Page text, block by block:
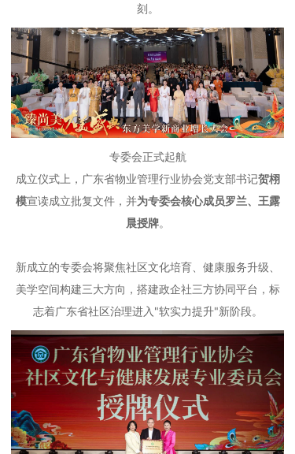
刻。
专委会正式起航
成立仪式上，广东省物业管理行业协会党支部书记贺栩
模宣读成立批复文件，并为专委会核心成员罗兰、王露
晨授牌。
新成立的专委会将聚焦社区文化培育、健康服务升级、
美学空间构建三大方向，搭建政企社三方协同平台，标
志着广东省社区治理进入"软实力提升"新阶段。